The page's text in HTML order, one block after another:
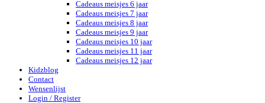
Cadeaus meisjes 6 jaar
Cadeaus meisjes 7 jaar
Cadeaus meisjes 8 jaar
Cadeaus meisjes 9 jaar
Cadeaus meisjes 10 jaar
Cadeaus meisjes 11 jaar
Cadeaus meisjes 12 jaar
Kidzblog
Contact
Wensenlijst
Login / Register